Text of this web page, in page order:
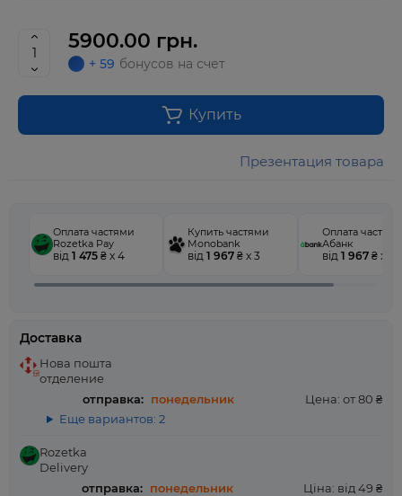
5900.00 грн.
+ 59 бонусов на счет
Купить
Презентация товара
Оплата частями
Rozetka Pay
від 1 475 ₴ x 4
Купить частями
Monobank
від 1 967 ₴ x 3
Оплата
Абанк
від 1 967 ₴ x 3
Доставка
Нова пошта
отделение
отправка: понедельник
Цена: от 80 ₴
Еще вариантов: 2
Rozetka
Delivery
отправка: понедельник Ціна: від 49 ₴